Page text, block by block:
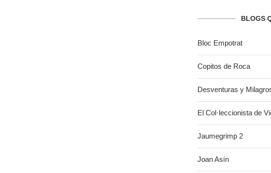
BLOGS
Bloc Empotrat
Copitos de Roca
Desventuras y
El Col·leccionista de
Jaumegrimp 2
Joan Asín